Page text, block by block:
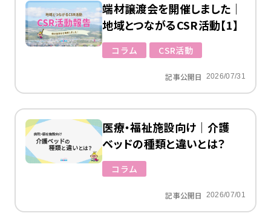
端材譲渡会を開催しました｜
地域とつながるCSR活動【1】
コラム CSR活動
記事公開日 2026/07/31
医療・福祉施設向け｜介護
ベッドの種類と違いとは？
コラム
記事公開日 2026/07/01